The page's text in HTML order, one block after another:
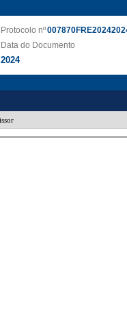
Protocolo nº
Data do Documento
2024